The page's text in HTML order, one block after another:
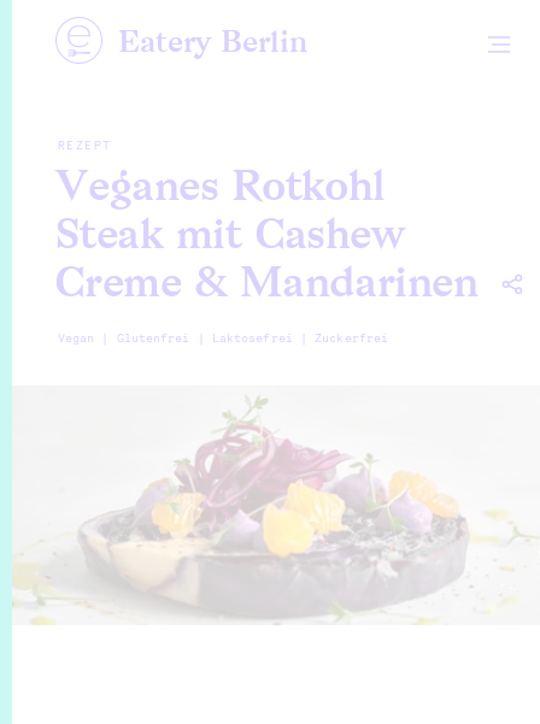
Eatery Berlin
REZEPT
Veganes Rotkohl
Steak mit Cashew
Creme & Mandarinen
Vegan | Glutenfrei | Laktosefrei | Zuckerfrei